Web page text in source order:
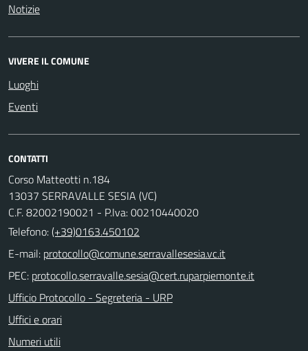
Notizie
VIVERE IL COMUNE
Luoghi
Eventi
CONTATTI
Corso Matteotti n.184
13037 SERRAVALLE SESIA (VC)
C.F. 82002190021 - P.Iva: 00210440020
Telefono:(+39)0163.450102
E-mail:
PEC:
Ufficio Protocollo - Segreteria - URP
Uffici e orari
Numeri utili